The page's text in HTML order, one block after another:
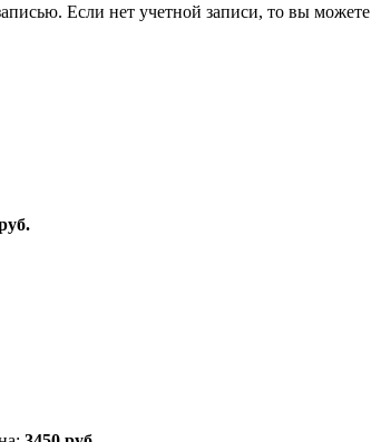
Если нет учетной записи, то вы можете